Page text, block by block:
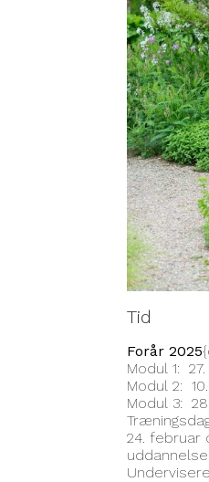
Tid
Forår 2025
Modul 1:
Modul 2:
Modul 3:
24. februar